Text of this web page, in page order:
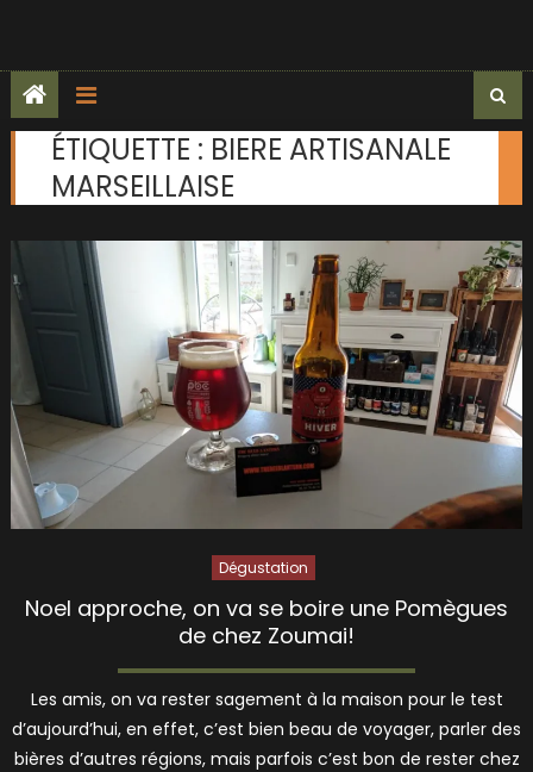
ÉTIQUETTE : BIERE ARTISANALE
MARSEILLAISE
Dégustation
Noel approche, on va se boire une Pomègues
de chez Zoumai!
Les amis, on va rester sagement à la maison pour le test
d’aujourd’hui, en effet, c’est bien beau de voyager, parler des
bières d’autres régions, mais parfois c’est bon de rester chez